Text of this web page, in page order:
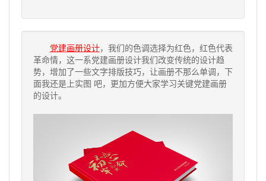
党建画册设计，我们的色调选择为红色，红色代表
革命情，这一系党建画册设计我们改变传统的设计趋
势，增加了一些文字排版技巧，让画册不那么单调，下
面我还是上实图 吧，更加方便大家学习关键党建画册
的设计。